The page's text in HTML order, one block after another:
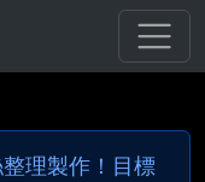
理製作！目標